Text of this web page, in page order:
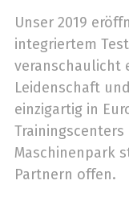
Unser 2019
integriertem
veranschaulicht
Leidenschaft
einzigartig in
Maschinenpark
Partnern offen.